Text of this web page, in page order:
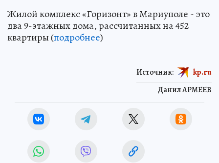
Жилой комплекс «Горизонт» в Мариуполе - это
два 9-этажных дома, рассчитанных на 452
квартиры (подробнее)
Данил АРМЕЕВ
Источник: kp.ru